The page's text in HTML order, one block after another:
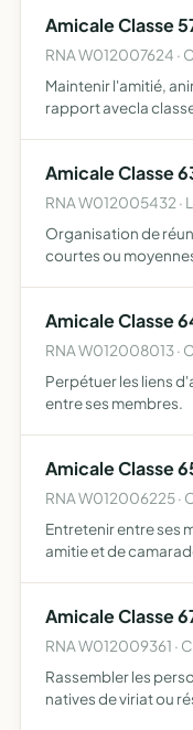
Amicale Classe
RNA W012007624 ·
Maintenir l'amitié,
rapport avecla
Amicale Classe
RNA W012005432 ·
Organisation de
courtes ou
Amicale Classe
RNA W012008013 ·
Perpétuer les liens
entre ses membres.
Amicale Classe
RNA W012006225 ·
Entretenir entre ses
amitie et de
Amicale Classe
RNA W012009361 ·
Rassembler les
natives de viriat ou